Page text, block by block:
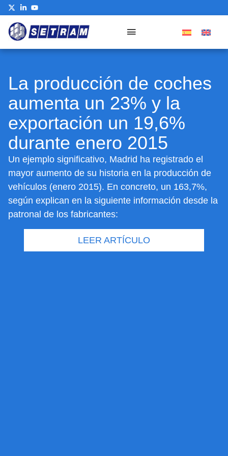
La producción de coches
aumenta un 23% y la
exportación un 19,6%
durante enero 2015
Un ejemplo significativo, Madrid ha registrado el
mayor aumento de su historia en la producción de
vehículos (enero 2015). En concreto, un 163,7%,
según explican en la siguiente información desde la
patronal de los fabricantes:
LEER ARTÍCULO